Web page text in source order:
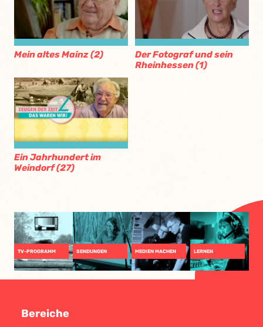
Mein altes Mainz (2)
Der Fotograf und sein
Rheinhessen (1)
Ein Jahrhundert im
Weindorf (27)
TV-PROGRAMM SENDUNGEN MEDIEN MACHEN LERNEN
Bereiche